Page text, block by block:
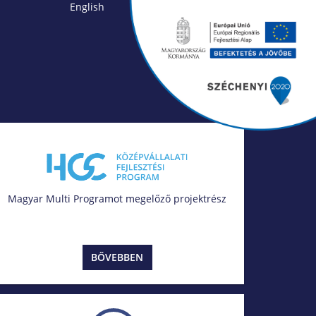
English
Magyar Multi Programot megelőző projektrész
BŐVEBBEN